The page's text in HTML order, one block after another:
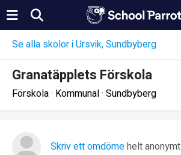
Se alla skolor i Ursvik, Sundbyberg
Granatäpplets Förskola
Förskola · Kommunal · Sundbyberg
Skriv ett omdömehelt anonymt